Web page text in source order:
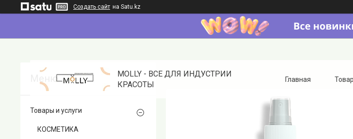
Создать сайт на Satu.kz
MOLLY - ВСЕ ДЛЯ ИНДУСТРИИ
КРАСОТЫ
Главная
Товары и услуги
КОСМЕТИКА